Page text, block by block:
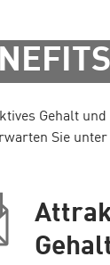
Gehalt
Sie